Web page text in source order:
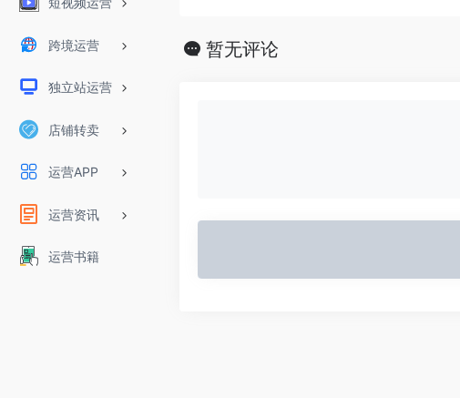
跨境运营
独立站运营
店铺转卖
运营APP
运营资讯
运营书籍
暂无评论